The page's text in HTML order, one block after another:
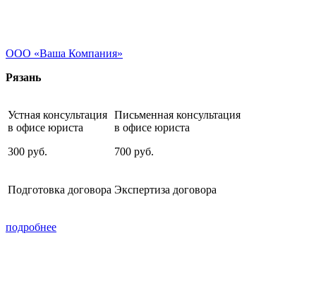
OOO «Ваша Компания»
Рязань
Устная консультация
в офисе юриста
300 руб.
Письменная консультация
в офисе юриста
700 руб.
Подготовка договора Экспертиза договора
подробнее